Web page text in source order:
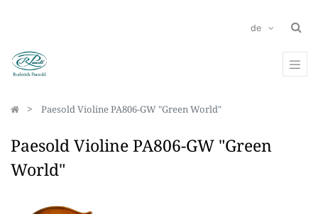
de
Paesold Violine PA806-GW "Green World"
Paesold Violine PA806-GW "Green
World"